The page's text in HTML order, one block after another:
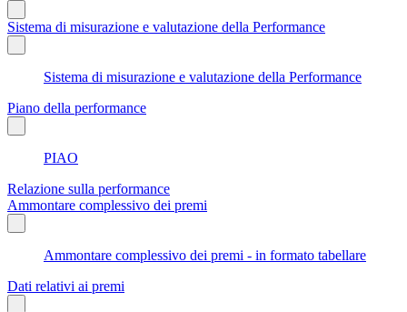
Sistema di misurazione e valutazione della Performance
Sistema di misurazione e valutazione della Performance
Piano della performance
PIAO
Relazione sulla performance
Ammontare complessivo dei premi
Ammontare complessivo dei premi - in formato tabellare
Dati relativi ai premi